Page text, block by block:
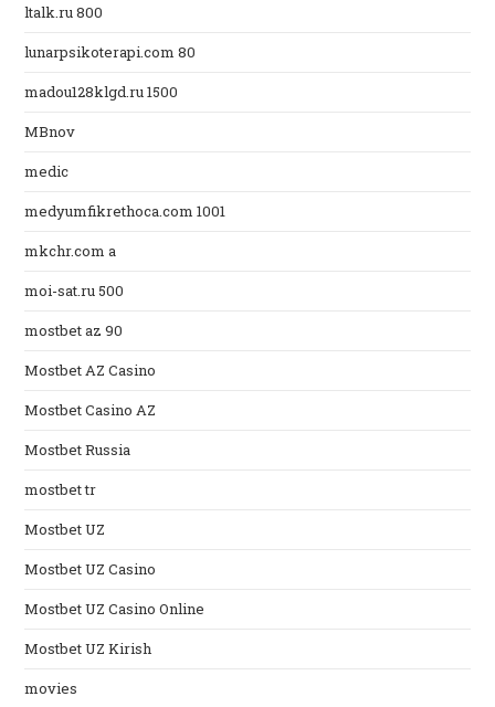
ltalk.ru 800
lunarpsikoterapi.com 80
madou128klgd.ru 1500
MBnov
medic
medyumfikrethoca.com 1001
mkchr.com a
moi-sat.ru 500
mostbet az 90
Mostbet AZ Casino
Mostbet Casino AZ
Mostbet Russia
mostbet tr
Mostbet UZ
Mostbet UZ Casino
Mostbet UZ Casino Online
Mostbet UZ Kirish
movies